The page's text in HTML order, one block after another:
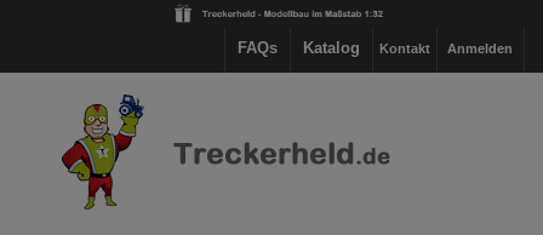
Anmelden
Kontakt
Katalog
FAQs